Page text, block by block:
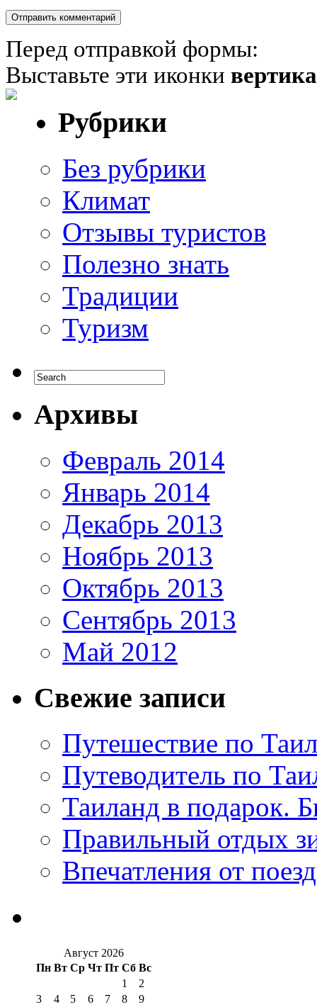
Перед отправкой формы:
Выставьте эти иконки
Рубрики
Без рубрики
Климат
Отзывы туристов
Полезно знать
Традиции
Туризм
Архивы
Февраль 2014
Январь 2014
Декабрь 2013
Ноябрь 2013
Октябрь 2013
Сентябрь 2013
Май 2012
Свежие записи
Путешествие по
Путеводитель по
Таиланд в подарок.
Правильный отдых
Впечатления от
Август 2026
Пн Вт Ср Чт Пт Сб Вс
1
2
3
4 5 6 7 8
9